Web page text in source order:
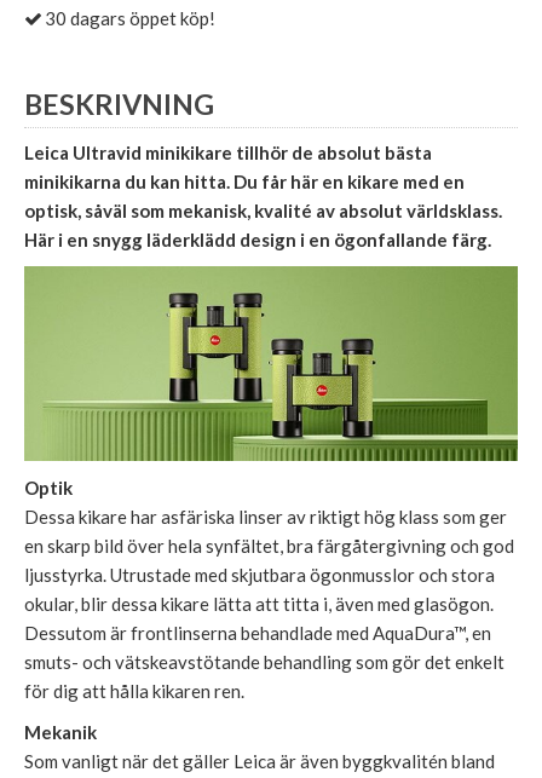
30 dagars öppet köp!
BESKRIVNING
Leica Ultravid minikikare tillhör de absolut bästa
minikikarna du kan hitta. Du får här en kikare med en
optisk, såväl som mekanisk, kvalité av absolut världsklass.
Här i en snygg läderklädd design i en ögonfallande färg.
Optik
Dessa kikare har asfäriska linser av riktigt hög klass som ger
en skarp bild över hela synfältet, bra färgåtergivning och god
ljusstyrka. Utrustade med skjutbara ögonmusslor och stora
okular, blir dessa kikare lätta att titta i, även med glasögon.
Dessutom är frontlinserna behandlade med AquaDura™, en
smuts- och vätskeavstötande behandling som gör det enkelt
för dig att hålla kikaren ren.
Mekanik
Som vanligt när det gäller Leica är även byggkvalitén bland